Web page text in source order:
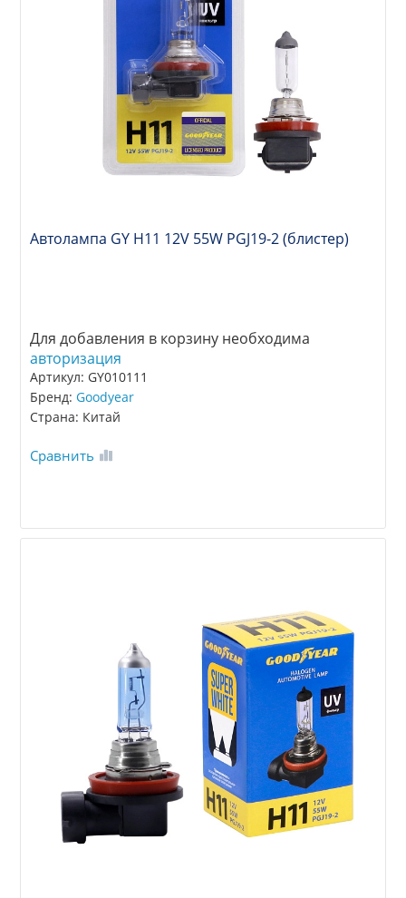
Автолампа GY Н11 12V 55W PGJ19-2 (блистер)
Для добавления в корзину необходима
авторизация
Артикул: GY010111
Бренд:Goodyear
Страна: Китай
Сравнить